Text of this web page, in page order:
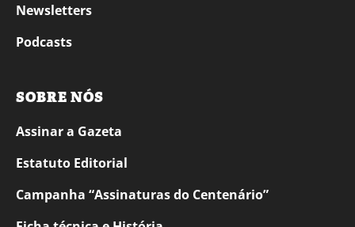
Newsletters
Podcasts
SOBRE NÓS
Assinar a Gazeta
Estatuto Editorial
Campanha “Assinaturas do Centenário”